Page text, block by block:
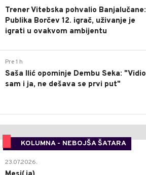
Trener Vitebska pohvalio Banjalučane:
Publika Borčev 12. igrač, uživanje je
igrati u ovakvom ambijentu
Pre 1 h
Saša Ilić opominje Dembu Seka: "Vidio
sam i ja, ne dešava se prvi put"
KOLUMNA - NEBOJŠA ŠATARA
23.07.2026.